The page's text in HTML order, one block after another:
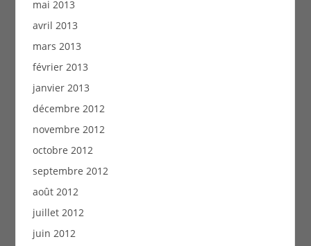
mai 2013
avril 2013
mars 2013
février 2013
janvier 2013
décembre 2012
novembre 2012
octobre 2012
septembre 2012
août 2012
juillet 2012
juin 2012